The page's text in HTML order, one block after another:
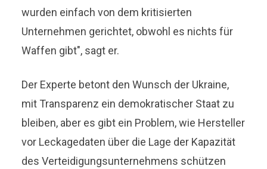
wurden einfach von dem kritisierten
Unternehmen gerichtet, obwohl es nichts für
Waffen gibt", sagt er.
Der Experte betont den Wunsch der Ukraine,
mit Transparenz ein demokratischer Staat zu
bleiben, aber es gibt ein Problem, wie Hersteller
vor Leckagedaten über die Lage der Kapazität
des Verteidigungsunternehmens schützen